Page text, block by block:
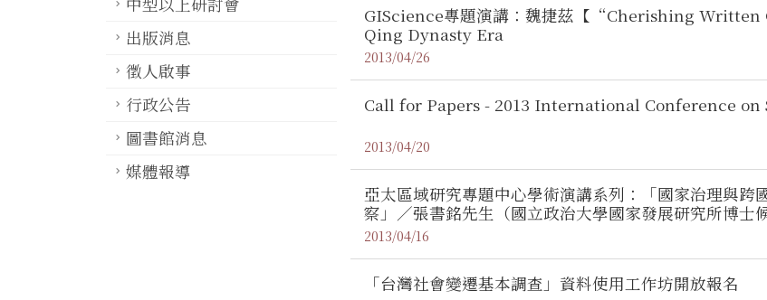
出版消息
徵人啟事
行政公告
圖書館消息
媒體報導
GIScience專題演講：魏捷茲【“Cherishing
Qing Dynasty Era
2013/04/26
Call for Papers - 2013 International Conference
2013/04/20
亞太區域研究專題中心學術演講系列：「國家治理與
察」／張書銘先生（國立政治大學國家發展研究所博士
2013/04/16
「台灣社會變遷基本調查」資料使用工作坊開放報名